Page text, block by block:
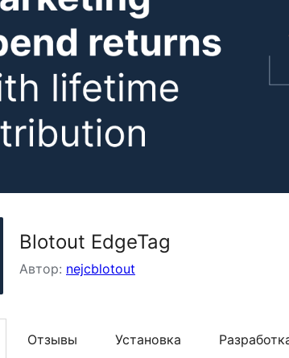
Blotout EdgeTag
Автор: nejcblotout
Отзывы Установка